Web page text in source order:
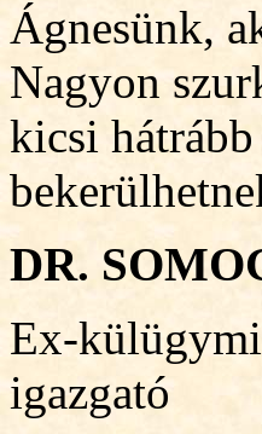
Ágnesünk,
Nagyon
kicsi
DR.
Ex-
igazgató